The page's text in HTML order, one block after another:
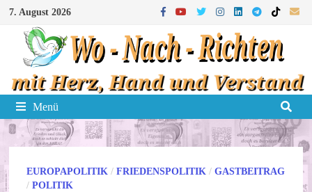
Zum
Inhalt
springen
7. August 2026
Menü
EUROPAPOLITIK /FRIEDENSPOLITIK /GASTBEITRAG
/POLITIK